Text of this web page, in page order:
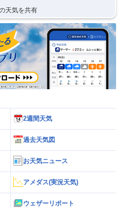
天気を共有
2週間天気
過去天気図
お天気ニュース
アメダス(実況天気)
ウェザーリポート